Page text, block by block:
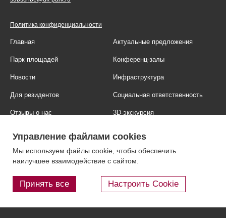
Политика конфиденциальности
Главная Актуальные предложения
Парк площадей Конференц-залы
Новости Инфраструктура
Для резидентов Социальная ответственность
Отзывы о нас 3D-экскурсия
Контакты Блог
Управление файлами cookies
Мы используем файлы cookie, чтобы обеспечить
наилучшее взаимодействие с сайтом.
Принять все Настроить Cookie